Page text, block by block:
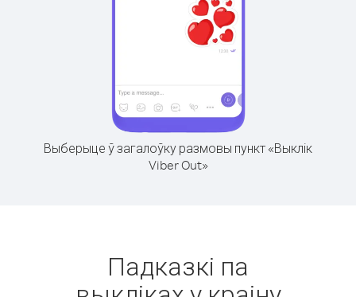
Выберыце ў загалоўку размовы пункт «Выклік
Viber Out»
Падказкі па